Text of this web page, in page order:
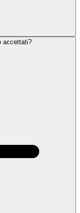
accettati?